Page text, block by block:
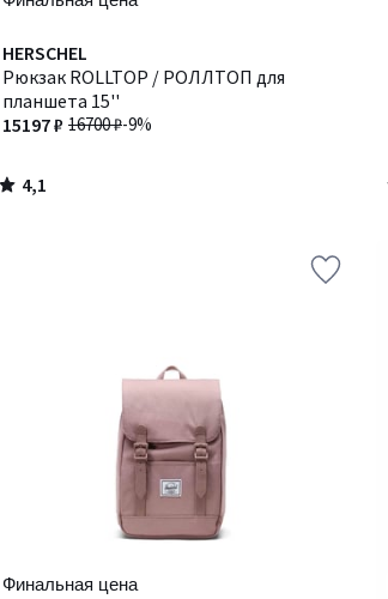
HERSCHEL
Рюкзак ROLLTOP / РОЛЛТОП для
планшета 15''
16700 ₽-9%
15197 ₽
4,1
/ 5
4,1
/
Финальная цена